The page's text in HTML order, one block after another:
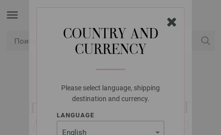
COUNTRY AND
CURRENCY
Please select language, shipping
destination and currency.
LANGUAGE
LANA GROSSA
ПУЛОВЕР LANDLUST
ALPAKA MERINO 160